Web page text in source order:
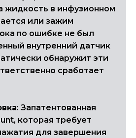
жидкость в инфузионном
или зажим
по ошибке не был
внутренний датчик
обнаружит эти
сработает
: Запатентованная
которая требует
для завершения